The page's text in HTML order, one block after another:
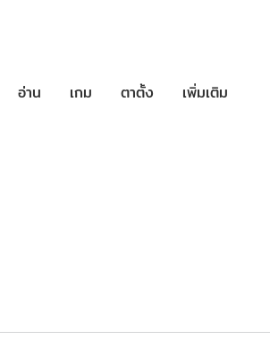
อ่าน เกม ตาตั้ง เพิ่มเติม